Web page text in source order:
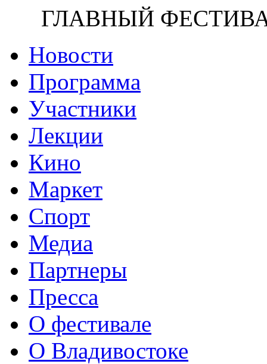
ГЛАВНЫЙ
Новости
Программа
Участники
Лекции
Кино
Маркет
Спорт
Медиа
Партнеры
Пресса
О фестивале
О Владивостоке